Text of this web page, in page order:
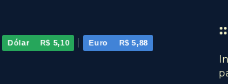
Dólar R$ 5,10 | Euro R$ 5,88